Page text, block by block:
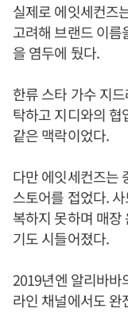
실제로 에잇세컨즈
고려해 브랜드 이름
을 염두에 뒀다.
한류 스타 가수 지
탁하고 지디와의
같은 맥락이었다.
다만 에잇세컨즈는
스토어를 접었다.
복하지 못하며 매장
기도 시들어졌다.
2019년엔 알리바바
라인 채널에서도